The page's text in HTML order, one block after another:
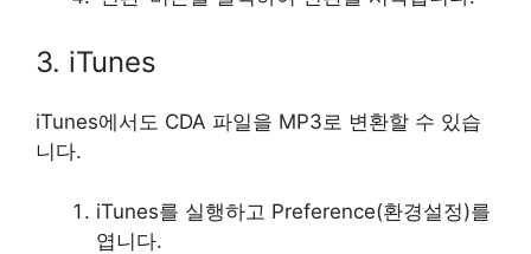
3. iTunes
iTunes에서도 CDA 파일을 MP3로 변환할 수 있습
니다.
iTunes를 실행하고 Preference(환경설정)를
엽니다.